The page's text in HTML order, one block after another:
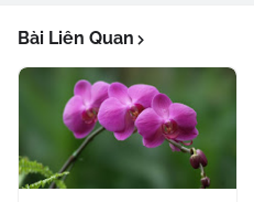
Bài Liên Quan